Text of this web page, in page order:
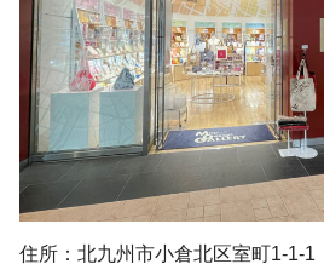
住所：北九州市小倉北区室町1-1-